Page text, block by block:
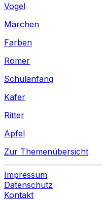
Vogel
Märchen
Farben
Römer
Schulanfang
Käfer
Ritter
Apfel
Zur Themenübersicht
Impressum
Datenschutz
Kontakt